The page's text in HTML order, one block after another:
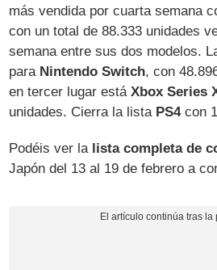
más vendida por cuarta semana
con un total de 88.333 unidades
semana entre sus dos modelos.
para Nintendo Switch, con
en tercer lugar estáXbox Series
unidades. Cierra la lista PS4con
Podéis ver la lista completa de
Japón del 13 al 19 de febrero a